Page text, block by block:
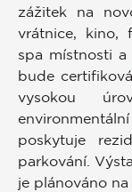
zážitek na
vrátnice, kino,
spa místnosti a
bude
vysokou
poskytuje
parkování.
je plánováno